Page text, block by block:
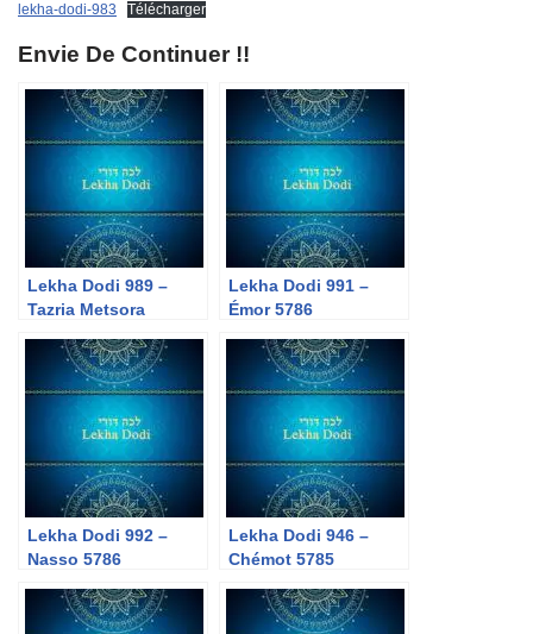
lekha-dodi-983 Télécharger
Envie De Continuer !!
Lekha Dodi 989 –
Tazria Metsora
Lekha Dodi 991 –
Émor 5786
Lekha Dodi 992 –
Nasso 5786
Lekha Dodi 946 –
Chémot 5785